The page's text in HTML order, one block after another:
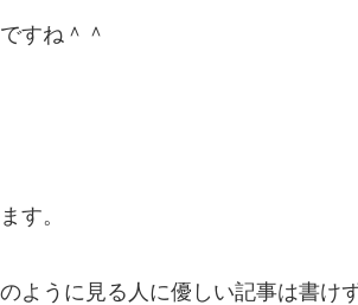
すね＾＾
す。
ように見る人に優しい記事は書け